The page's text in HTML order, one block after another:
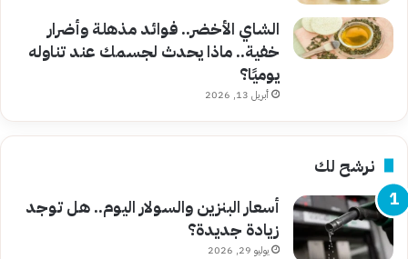
الشاي الأخضر.. فوائد مذهلة وأضرار
خفية.. ماذا يحدث لجسمك عند تناوله
يوميًا؟
أبريل 13, 2026
نرشح لك
أسعار البنزين والسولار اليوم.. هل توجد
زيادة جديدة؟
يوليو 29, 2026